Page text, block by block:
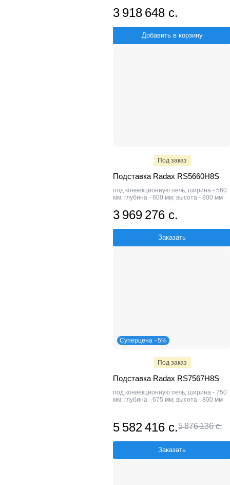
3 918 648 с.
Добавить в корзину
Под заказ
Подставка Radax RS5660H8S
под конвекционную печь; ширина - 560
мм; глубина - 600 мм; высота - 800 мм
3 969 276 с.
Заказать
Суперцена −5%
Под заказ
Подставка Radax RS7567H8S
под конвекционную печь; ширина - 750
мм; глубина - 675 мм; высота - 800 мм
5 582 416 с.5 876 136 с.
Заказать